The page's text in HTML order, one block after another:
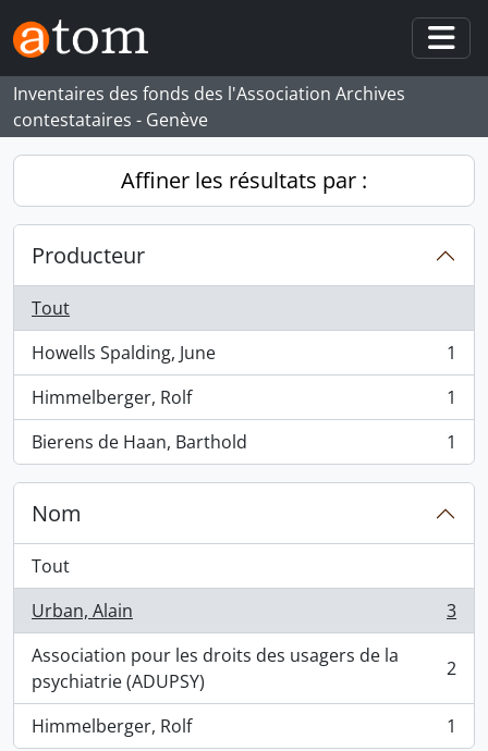
Skip to main content
Inventaires des fonds des l'Association Archives
contestataires - Genève
Affiner les résultats par :
Producteur
Tout
Howells Spalding, June
, 1 résultats
1
Himmelberger, Rolf
, 1 résultats
1
Bierens de Haan, Barthold
, 1 résultats 1
Nom
Tout
Urban, Alain
, 3 résultats
3
Association pour les droits des usagers de la
psychiatrie (ADUPSY)
, 2 résultats 2
Himmelberger, Rolf
, 1 résultats 1